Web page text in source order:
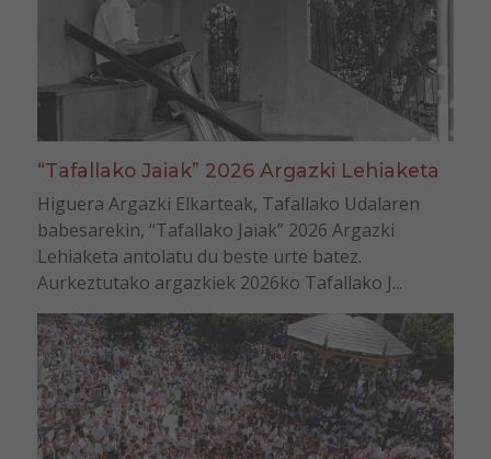
“Tafallako Jaiak” 2026 Argazki Lehiaketa
Higuera Argazki Elkarteak, Tafallako Udalaren
babesarekin, “Tafallako Jaiak” 2026 Argazki
Lehiaketa antolatu du beste urte batez.
Aurkeztutako argazkiek 2026ko Tafallako J...